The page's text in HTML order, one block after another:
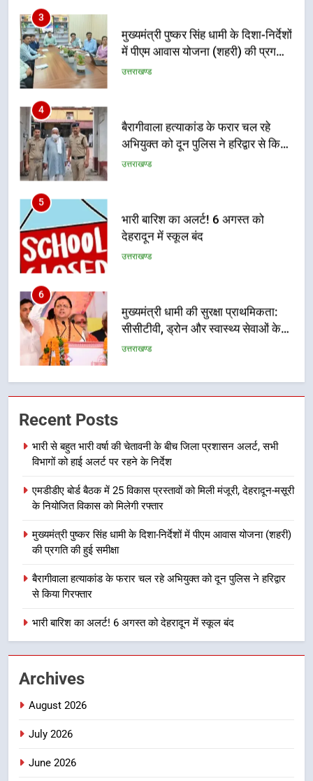
3
मुख्यमंत्री पुष्कर सिंह धामी के दिशा-निर्देशों
में पीएम आवास योजना (शहरी) की प्रगति
की हुई समीक्षा
उत्तराखण्ड
4
बैरागीवाला हत्याकांड के फरार चल रहे
अभियुक्त को दून पुलिस ने हरिद्वार से किया
गिरफ्तार
उत्तराखण्ड
5
भारी बारिश का अलर्ट! 6 अगस्त को
देहरादून में स्कूल बंद
उत्तराखण्ड
6
मुख्यमंत्री धामी की सुरक्षा प्राथमिकता:
सीसीटीवी, ड्रोन और स्वास्थ्य सेवाओं के
बीच शिवभक्तों के लिए बनाया सुरक्षित
उत्तराखण्ड
7
एसआईआर प्रक्रिया की निगरानी के लिए
उत्तराखण्ड
सड़क सुरक्षा पर डीएम का सख्त एक्शन,
ब्लैक स्पॉट होंगे सुरक्षित, हर माह होगी
प्रगति समीक्षा
उत्तराखण्ड
भारी से बहुत भारी वर्षा की चेतावनी के बीच
अलर्ट पर रहने के निर्देश
उत्तराखण्ड
Recent Posts
भारी से बहुत भारी वर्षा की चेतावनी के बीच जिला प्रशासन अलर्ट, सभी
विभागों को हाई अलर्ट पर रहने के निर्देश
एमडीडीए बोर्ड बैठक में 25 विकास प्रस्तावों को मिली मंजूरी, देहरादून-मसूरी
के नियोजित विकास को मिलेगी रफ्तार
मुख्यमंत्री पुष्कर सिंह धामी के दिशा-निर्देशों में पीएम आवास योजना (शहरी)
की प्रगति की हुई समीक्षा
बैरागीवाला हत्याकांड के फरार चल रहे अभियुक्त को दून पुलिस ने हरिद्वार
से किया गिरफ्तार
भारी बारिश का अलर्ट! 6 अगस्त को देहरादून में स्कूल बंद
Archives
August 2026
July 2026
June 2026